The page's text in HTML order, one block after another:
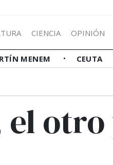
CIENCIA OPINIÓN
MENEM CEUTA
otro